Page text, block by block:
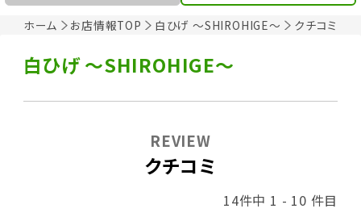
ホーム お店情報TOP 白ひげ ～SHIROHIGE～ クチコミ
白ひげ ～SHIROHIGE～
クチコミ
REVIEW
14件中 1 - 10 件目